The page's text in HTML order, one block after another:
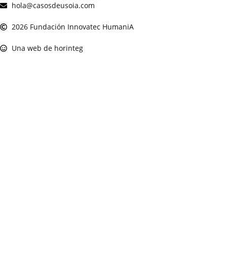
hola@casosdeusoia.com
2026 Fundación Innovatec HumaniA
Una web de horinteg